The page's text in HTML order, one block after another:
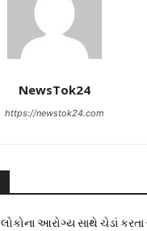
NewsTok24
https://newstok24.com
લોકોના આરોગ્ય સાથે ચેડાં